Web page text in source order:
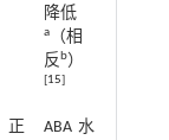
降低
a（相
反 b）
[15]
正
ABA水